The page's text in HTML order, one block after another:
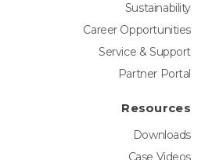
Sustainability
Career Opportunities
Service & Support
Partner Portal
Resources
Downloads
Case Videos